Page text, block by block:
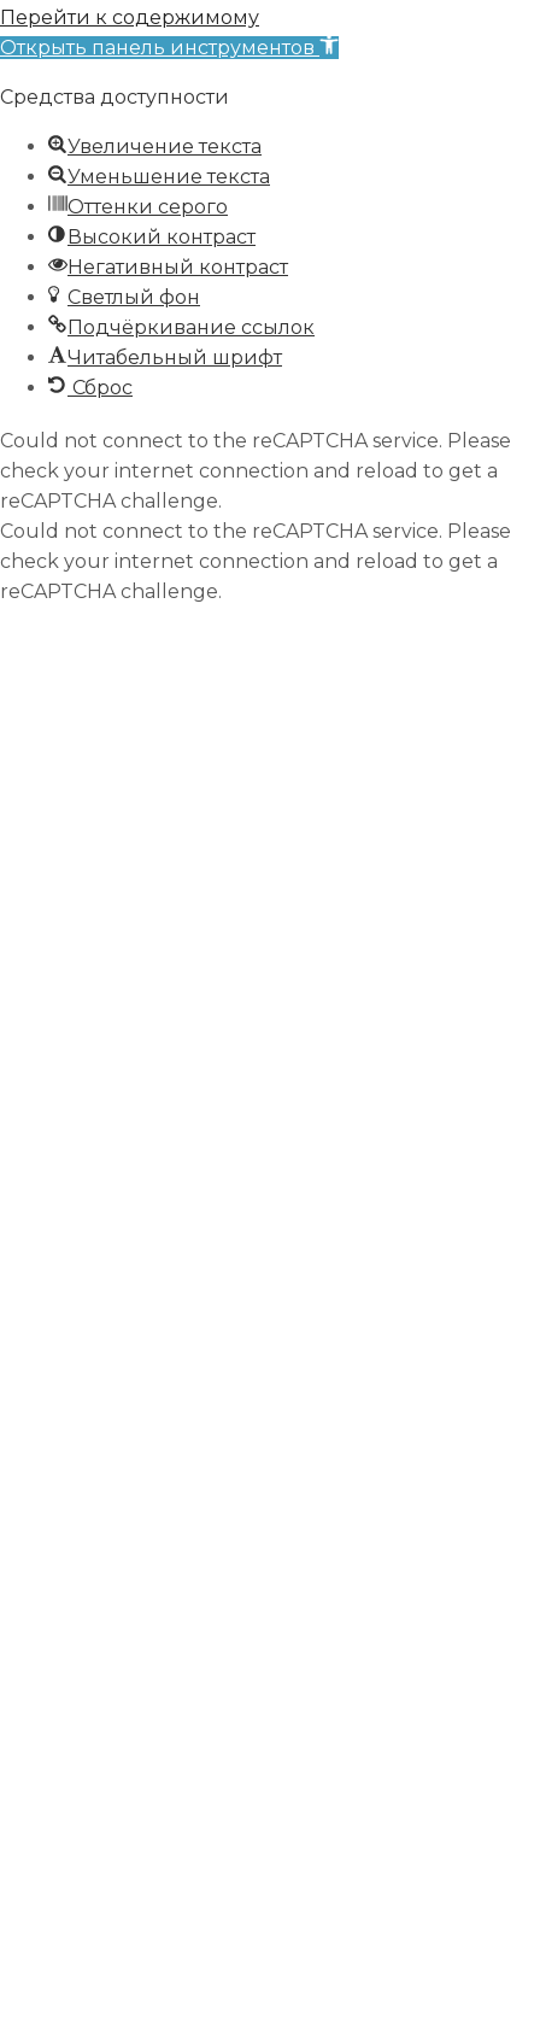
Перейти к содержимому
Открыть панель инструментов
Средства доступности
Увеличение текста
Уменьшение текста
Оттенки серого
Высокий контраст
Негативный контраст
Светлый фон
Подчёркивание ссылок
Читабельный шрифт
Сброс
Could not connect to the reCAPTCHA service. Please
check your internet connection and reload to get a
reCAPTCHA challenge.
Could not connect to the reCAPTCHA service. Please
check your internet connection and reload to get a
reCAPTCHA challenge.